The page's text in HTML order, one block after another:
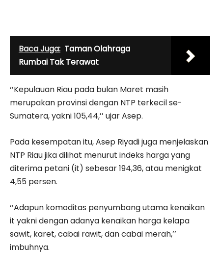
Baca Juga: Taman Olahraga
Rumbai Tak Terawat
‘’Kepulauan Riau pada bulan Maret masih
merupakan provinsi dengan NTP terkecil se-
Sumatera, yakni 105,44,’’ ujar Asep.
Pada kesempatan itu, Asep Riyadi juga menjelaskan
NTP Riau jika dilihat menurut indeks harga yang
diterima petani (it) sebesar 194,36, atau menigkat
4,55 persen.
‘’Adapun komoditas penyumbang utama kenaikan
it yakni dengan adanya kenaikan harga kelapa
sawit, karet, cabai rawit, dan cabai merah,’’
imbuhnya.